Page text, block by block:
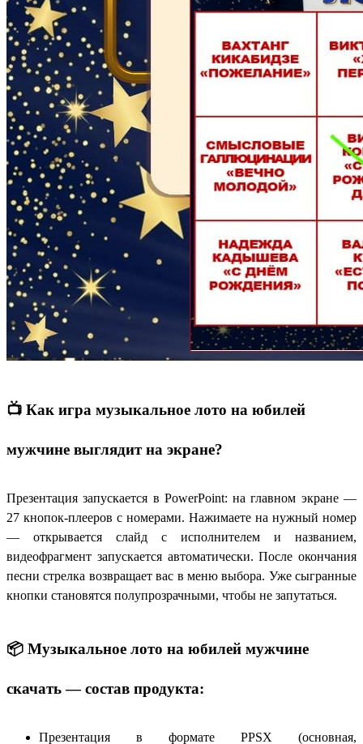
📺 Как игра музыкальное лото на юбилей
мужчине выглядит на экране?
Презентация запускается в PowerPoint: на главном экране —
27 кнопок-плееров с номерами. Нажимаете на нужный номер
— открывается слайд с исполнителем и названием,
видеофрагмент запускается автоматически. После окончания
песни стрелка возвращает вас в меню выбора. Уже сыгранные
кнопки становятся полупрозрачными, чтобы не запутаться.
📦 Музыкальное лото на юбилей мужчине
скачать — состав продукта:
Презентация в формате PPSX (основная,